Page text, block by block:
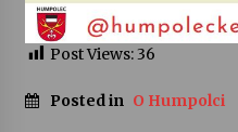
13. 7. 2026
3. 7. 2026
Post Views:36
Posted in O Humpolci